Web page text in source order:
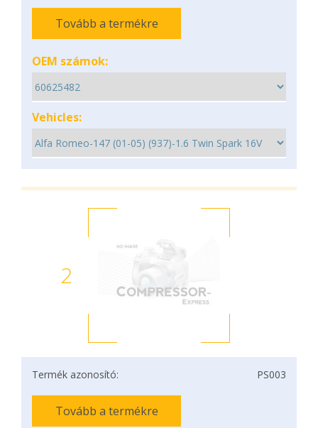
Tovább a termékre
OEM számok:
Vehicles:
2
Termék azonosító: PS003
Tovább a termékre